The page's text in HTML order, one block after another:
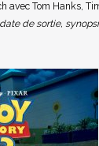
avec Tom Hanks,
de sortie,